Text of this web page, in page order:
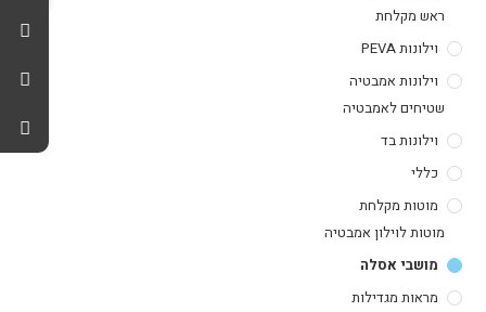
ראש מקלחת
וילונות PEVA
וילונות אמבטיה
שטיחים לאמבטיה
וילונות בד
כללי
מוטות מקלחת
מוטות לוילון אמבטיה
מושבי אסלה
מראות מגדילות